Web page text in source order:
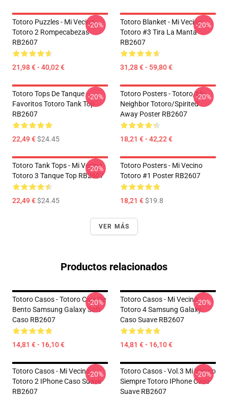
Totoro Puzzles - Mi Vecino
Totoro 2 Rompecabezas
RB2607
21,98 € - 40,02 €
-20%
Totoro Blanket - Mi Vecino
Totoro #3 Tira La Manta
RB2607
31,28 € - 59,80 €
-20%
Totoro Tops De Tanque -
Favoritos Totoro Tank Top
RB2607
22,49 €$24.45
-20%
Totoro Posters - Totoro/my
Neighbor Totoro/spirited
Away Poster RB2607
18,21 € - 42,22 €
-20%
Totoro Tank Tops - Mi Vecino
Totoro 3 Tanque Top RB2607
22,49 €$24.45
-20%
Totoro Posters - Mi Vecino
Totoro #1 Poster RB2607
18,21 €$19.8
VER MÁS
Productos relacionados
Totoro Casos - Totoro Caja De
Bento Samsung Galaxy Soft
Caso RB2607
14,81 € - 16,10 €
-20%
Totoro Casos - Mi Vecino
Totoro 4 Samsung Galaxy
Caso Suave RB2607
14,81 € - 16,10 €
-20%
Totoro Casos - Mi Vecino
Totoro 2 IPhone Caso Suave
RB2607
-20%
Totoro Casos - Vol.3 Mi Vecino
Siempre Totoro IPhone Caso
Suave RB2607
-20%